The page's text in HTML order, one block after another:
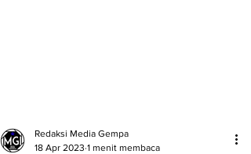
Redaksi Media Gempa
18 Apr 2023 1 menit membaca